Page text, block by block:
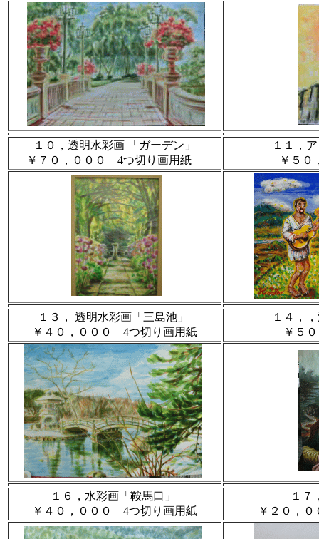
１０，透明水彩画 「ガーデン」
￥７０，０００ 4つ切り画用紙
１１，
￥５
１３， 透明水彩画「三島池」
￥４０，０００ 4つ切り画用紙
１４，
￥５
１６，水彩画「鞍馬口」
￥４０，０００ 4つ切り画用紙
１７
￥２０，